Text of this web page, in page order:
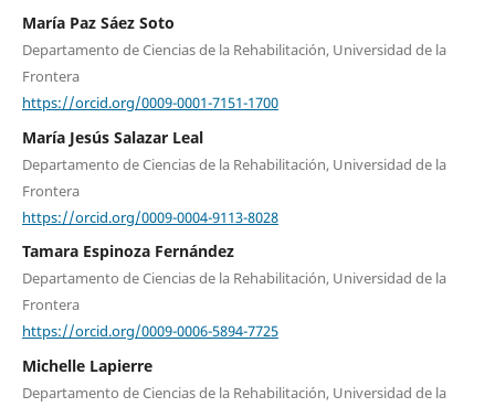
María Paz Sáez Soto
Departamento de Ciencias de la Rehabilitación, Universidad de la
Frontera
https://orcid.org/0009-0001-7151-1700
María Jesús Salazar Leal
Departamento de Ciencias de la Rehabilitación, Universidad de la
Frontera
https://orcid.org/0009-0004-9113-8028
Tamara Espinoza Fernández
Departamento de Ciencias de la Rehabilitación, Universidad de la
Frontera
https://orcid.org/0009-0006-5894-7725
Michelle Lapierre
Departamento de Ciencias de la Rehabilitación, Universidad de la